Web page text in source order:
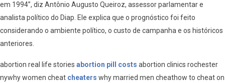
em 1994”, diz Antônio Augusto Queiroz, assessor parlamentar e
analista político do Diap. Ele explica que o prognóstico foi feito
considerando o ambiente político, o custo de campanha e os históricos
anteriores.
abortion real life stories abortion pill costs abortion clinics rochester
nywhy women cheat cheaters why married men cheathow to cheat on